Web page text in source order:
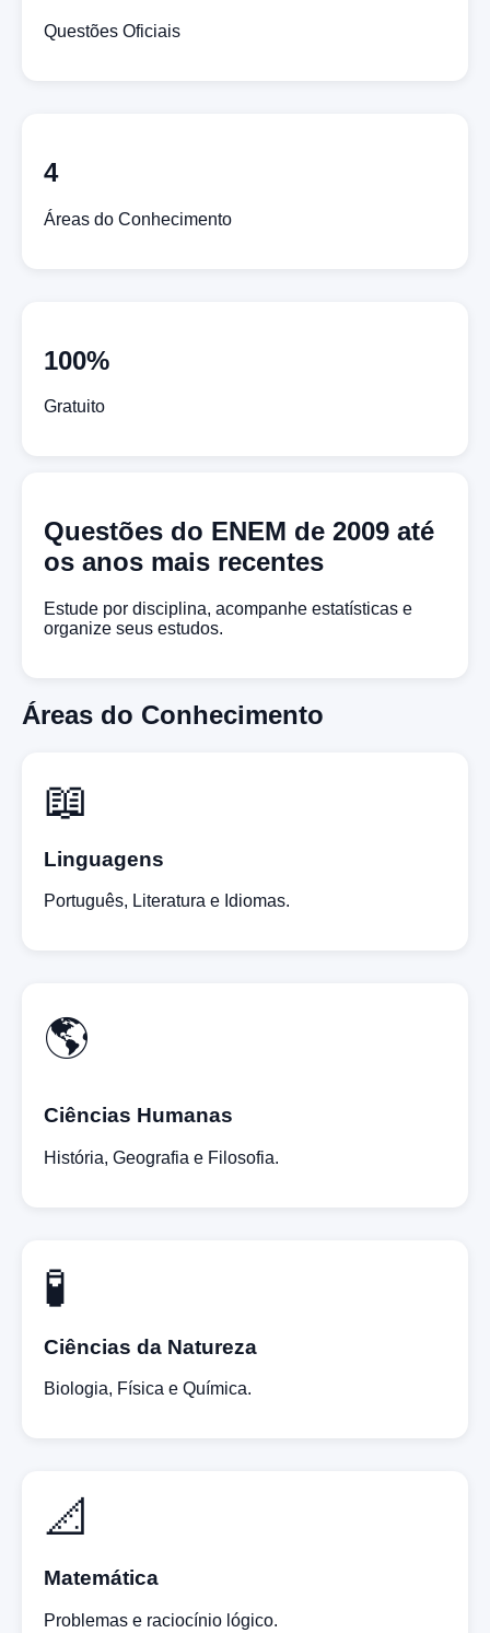
Questões Oficiais
4
Áreas do Conhecimento
100%
Gratuito
Questões do ENEM de 2009 até
os anos mais recentes
Estude por disciplina, acompanhe estatísticas e
organize seus estudos.
Áreas do Conhecimento
📖
Linguagens
Português, Literatura e Idiomas.
🌎
Ciências Humanas
História, Geografia e Filosofia.
🧪
Ciências da Natureza
Biologia, Física e Química.
📐
Matemática
Problemas e raciocínio lógico.